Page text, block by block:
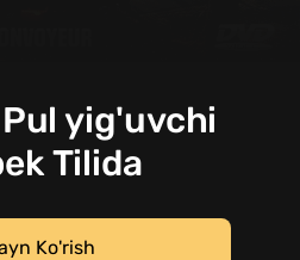
yig'uvchi
Tilida
Ko'rish